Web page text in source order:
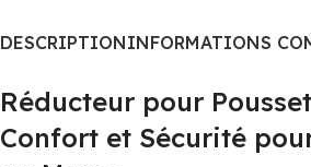
DESCRIPTIONINFORMATIONS
Réducteur pour
Confort et Sécurité